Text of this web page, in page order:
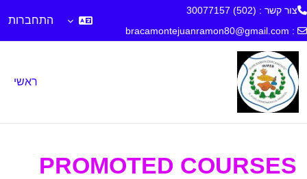
צור קשר : (502) 30077157
:
bracamontejuanramon80@gmail.com
התחברות
ראשי
PROMOTED COURSES